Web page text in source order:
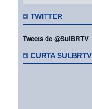
TWITTER
Tweets de @SulBRTV
CURTA SULBRTV